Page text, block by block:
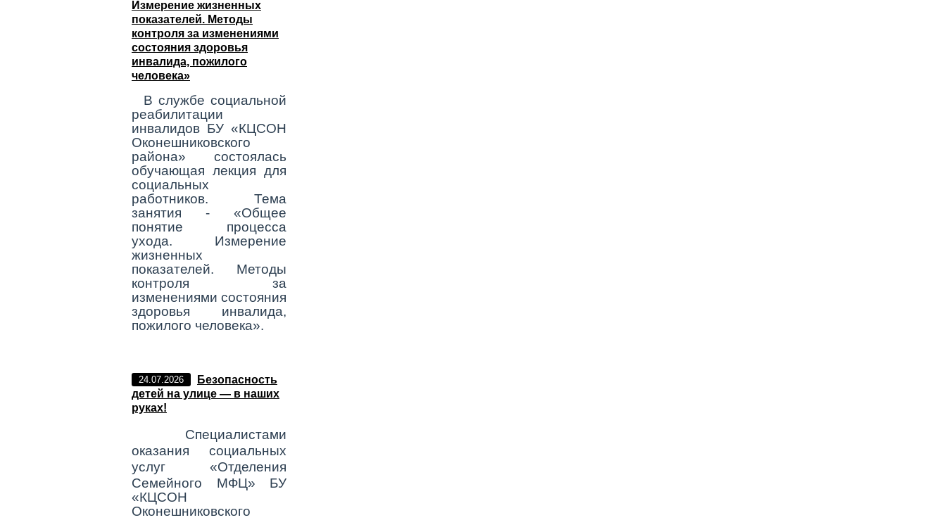
Измерение жизненных
показателей. Методы
контроля за изменениями
состояния здоровья
инвалида, пожилого
человека»
В службе социальной
реабилитации
инвалидов БУ «КЦСОН
Оконешниковского
района» состоялась
обучающая лекция для
социальных
работников. Тема
занятия - «Общее
понятие процесса
ухода. Измерение
жизненных
показателей. Методы
контроля за
изменениями состояния
здоровья инвалида,
пожилого человека».
24.07.2026
Безопасность
детей на улице — в наших
руках!
Специалистами
оказания социальных
услуг «Отделения
Семейного МФЦ» БУ
«КЦСОН
Оконешниковского